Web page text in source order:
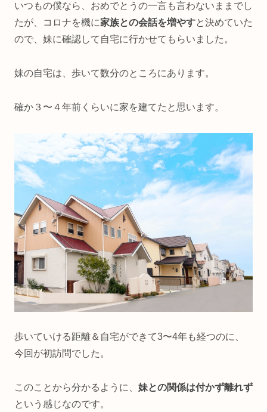
いつもの僕なら、おめでとうの一言も言わないままでし
たが、コロナを機に家族との会話を増やすと決めていた
ので、妹に確認して自宅に行かせてもらいました。
妹の自宅は、歩いて数分のところにあります。
確か３〜４年前くらいに家を建てたと思います。
歩いていける距離＆自宅ができて3〜4年も経つのに、
今回が初訪問でした。
このことから分かるように、 妹との関係は付かず離れず
という感じなのです。